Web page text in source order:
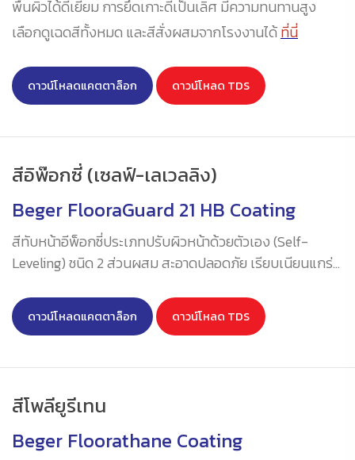
พื้นผิวได้ดีเยี่ยม การยึดเกาะดีเป็นเลิศ มีความทนทานสูง
เลือกดูเฉดสีทั้งหมด และสีสั่งผสมจากโรงงานได้ที่นี่
ดาวน์โหลดแคตตาล็อก ดาวน์โหลด TDS
สีอิพ๊อกซี่ (เซลฟ์-เลเวลลิง)
Beger FlooraGuard 21 HB Coating
สีทับหน้าอีพ็อกซี่ประเภทปรับผิวหน้าด้วยตัวเอง (Self-
Leveling) ชนิด 2 ส่วนผสม สะอาดปลอดภัย เรียบเนียนแกร่ง
คอนกรีตชนิดไร้รอยต่อที่ต้องใช้งานหนักภายในอาคาร ชนิด
ความหนาปานกลาง ประสิทธิภาพการแทรกซึมลึกสู่พื้นผิวได้
ความปลอดภัยสำหรับการใช้งานในอุตสาหกรรมอาหารและ
ดาวน์โหลดแคตตาล็อก ดาวน์โหลด TDS
สีโพลียูรีเทน
Beger Floorathane Coating